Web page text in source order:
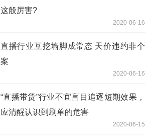
这般厉害?
2020-06-16
直播行业互挖墙脚成常态 天价违约非个
案
2020-06-16
“直播带货”行业不宜盲目追逐短期效果，
应清醒认识到刷单的危害
2020-06-15